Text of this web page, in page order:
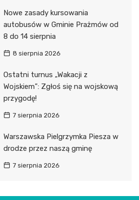
Nowe zasady kursowania
autobusów w Gminie Prażmów od
8 do 14 sierpnia
8 sierpnia 2026
Ostatni turnus „Wakacji z
Wojskiem”: Zgłoś się na wojskową
przygodę!
7 sierpnia 2026
Warszawska Pielgrzymka Piesza w
drodze przez naszą gminę
7 sierpnia 2026